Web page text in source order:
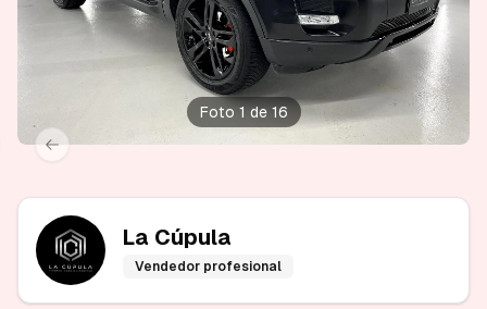
Previous slide
slide
Foto 1 de 16
La Cúpula
Vendedor profesional